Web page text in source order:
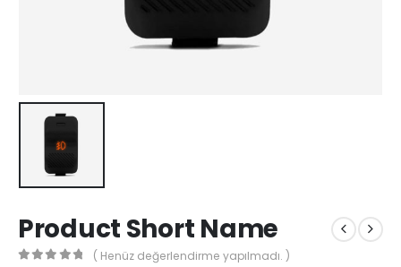
Product Short Name
( Henüz değerlendirme yapılmadı. )